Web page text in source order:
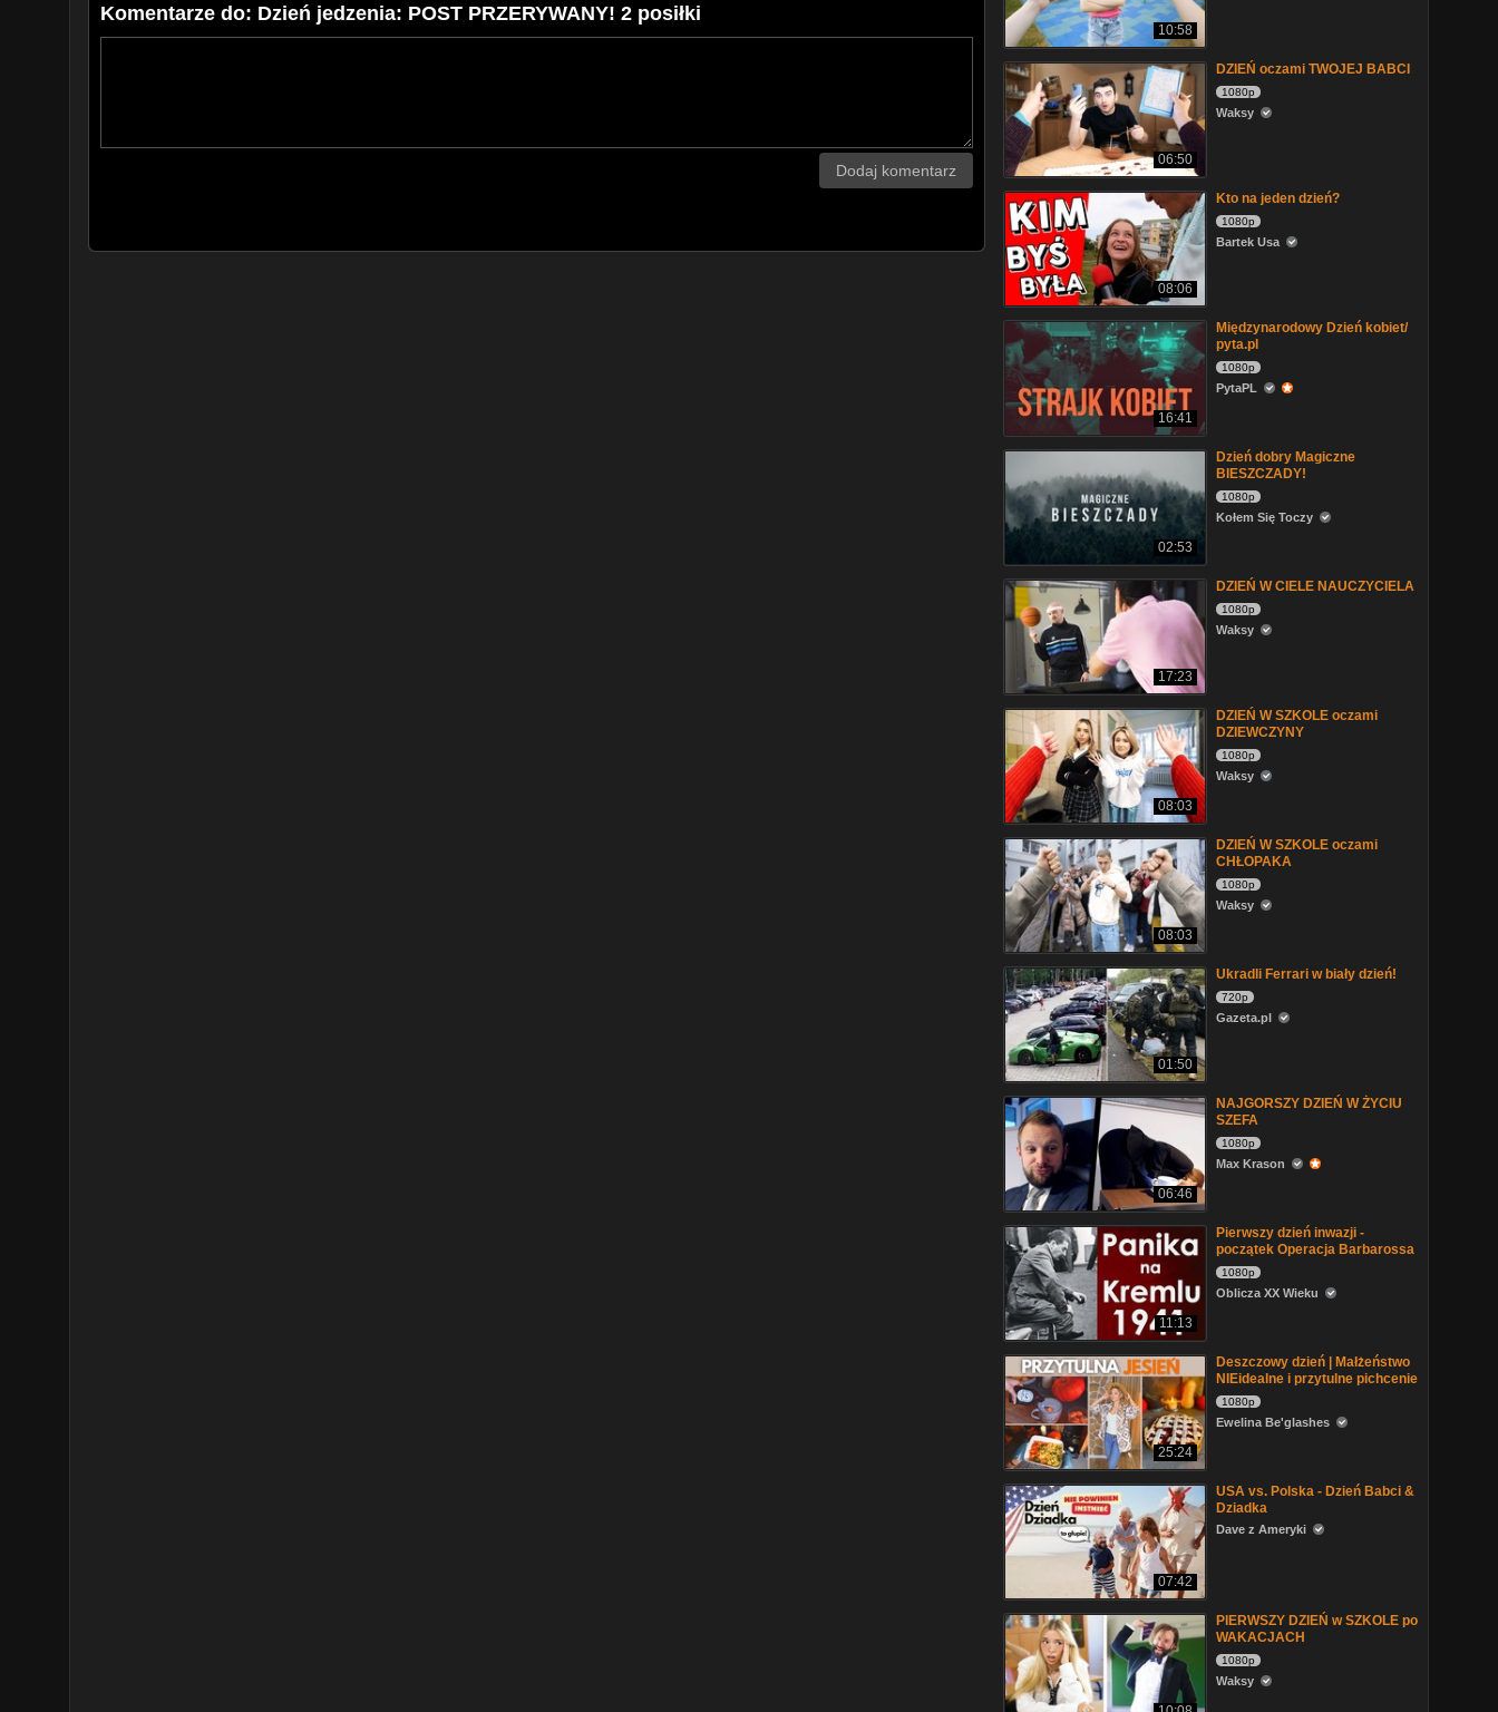
Komentarze do: Dzień jedzenia: POST PRZERYWANY! 2 posiłki
Dodaj komentarz
10:58
06:50
DZIEŃ oczami TWOJEJ BABCI
1080p
Waksy
08:06
Kto na jeden dzień?
1080p
Bartek Usa
16:41
Międzynarodowy Dzień kobiet/
pyta.pl
1080p
PytaPL
02:53
Dzień dobry Magiczne
BIESZCZADY!
1080p
Kołem Się Toczy
17:23
DZIEŃ W CIELE NAUCZYCIELA
1080p
Waksy
08:03
DZIEŃ W SZKOLE oczami
DZIEWCZYNY
1080p
Waksy
08:03
DZIEŃ W SZKOLE oczami
CHŁOPAKA
1080p
Waksy
01:50
Ukradli Ferrari w biały dzień!
720p
Gazeta.pl
06:46
NAJGORSZY DZIEŃ W ŻYCIU
SZEFA
1080p
Max Krason
11:13
Pierwszy dzień inwazji -
początek Operacja Barbarossa
1080p
Oblicza XX Wieku
25:24
Deszczowy dzień | Małżeństwo
NIEidealne i przytulne pichcenie
1080p
Ewelina Be'glashes
07:42
USA vs. Polska - Dzień Babci &
Dziadka
Dave z Ameryki
PIERWSZY DZIEŃ w SZKOLE po
WAKACJACH
1080p
Waksy